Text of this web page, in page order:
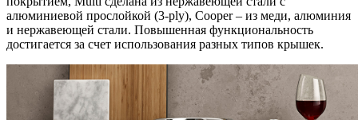
алюминиевой прослойкой (3-ply), Cooper – из меди, алюминия
и нержавеющей стали. Повышенная функциональность
достигается за счет использования разных типов крышек.